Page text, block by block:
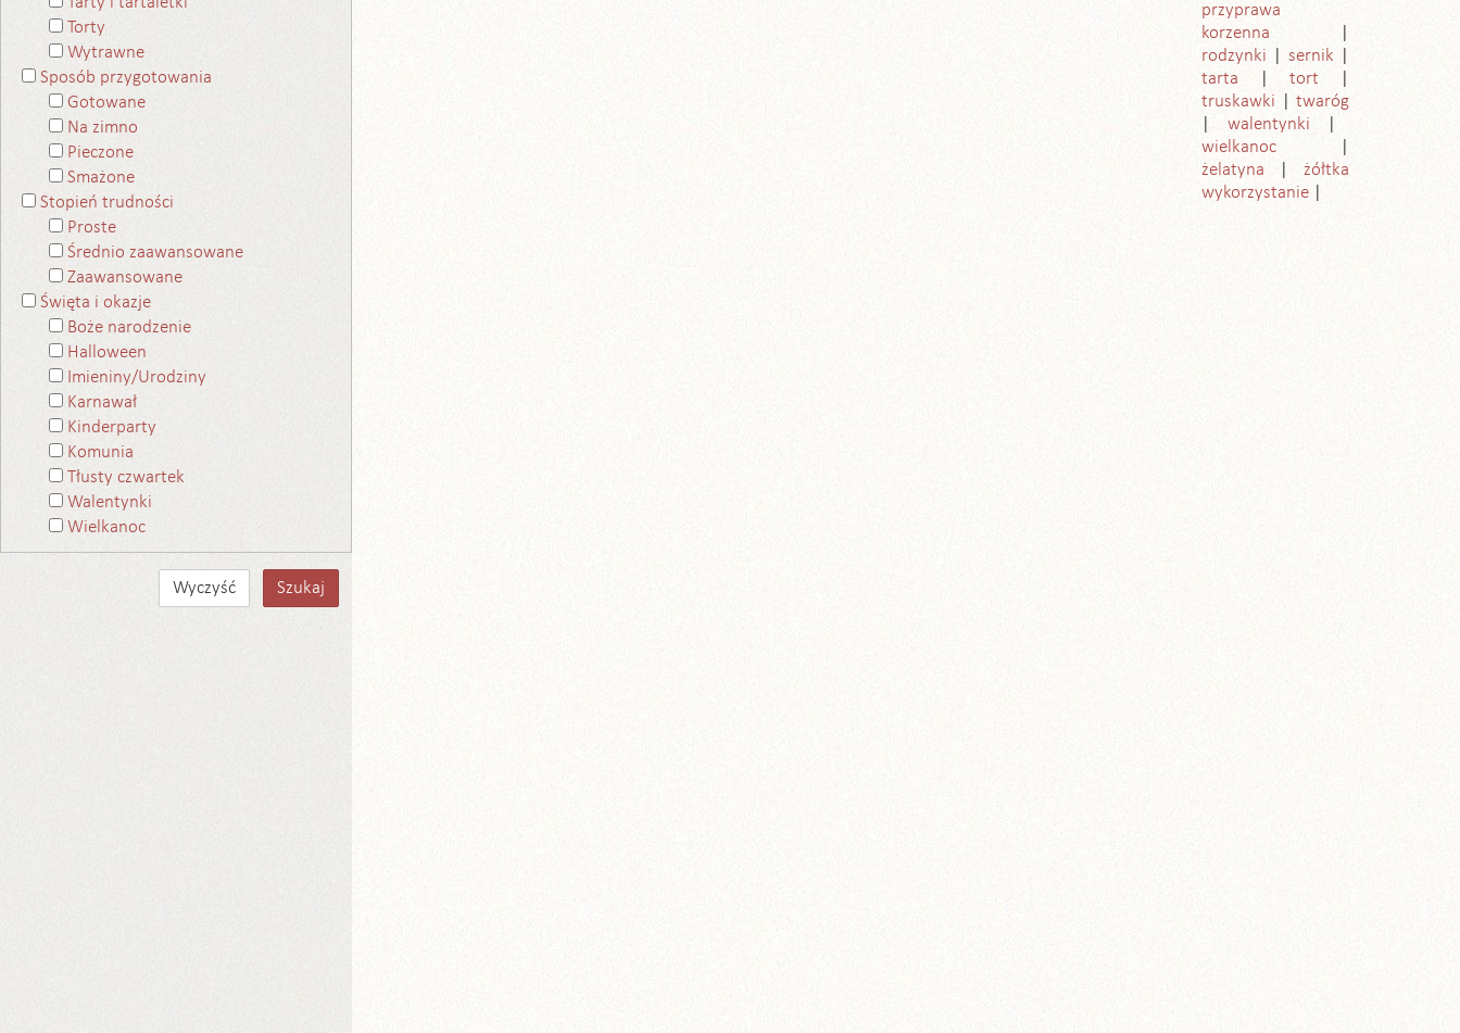
Torty
Wytrawne
Sposób przygotowania
Gotowane
Na zimno
Pieczone
Smażone
Stopień trudności
Proste
Średnio zaawansowane
Zaawansowane
Święta i okazje
Boże narodzenie
Halloween
Imieniny/Urodziny
Karnawał
Kinderparty
Komunia
Tłusty czwartek
Walentynki
Wielkanoc
przyprawa
korzenna
rodzynki
sernik
tarta
tort
truskawki
twaróg
walentynki
wielkanoc
żelatyna
żółtka
wykorzystanie